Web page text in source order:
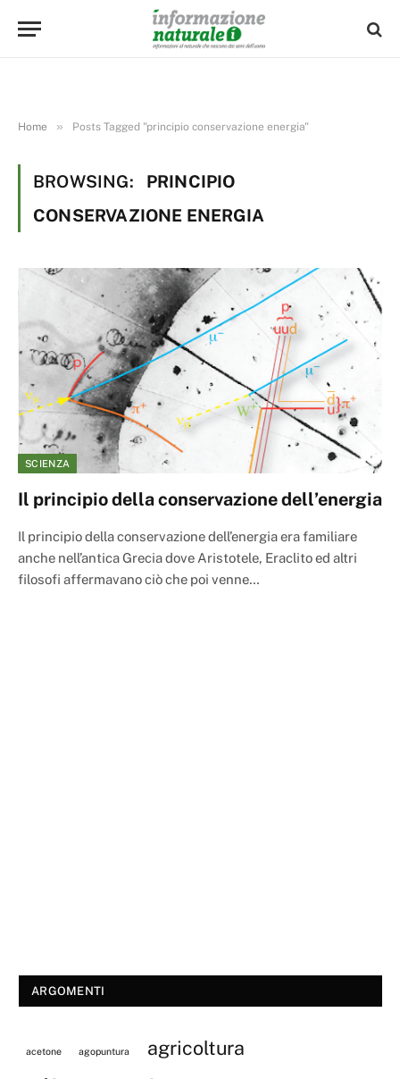
Home » Posts Tagged "principio conservazione energia"
BROWSING:
PRINCIPIO
CONSERVAZIONE ENERGIA
SCIENZA
Il principio della conservazione dell’energia
Il principio della conservazione dell’energia era familiare
anche nell’antica Grecia dove Aristotele, Eraclito ed altri
filosofi affermavano ciò che poi venne…
ARGOMENTI
acetone agopuntura agricoltura